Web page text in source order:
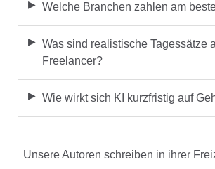
Welche Branchen zahlen am
Was sind realistische Tagessätze
Freelancer?
Wie wirkt sich KI kurzfristig auf
Unsere Autoren schreiben in ihrer